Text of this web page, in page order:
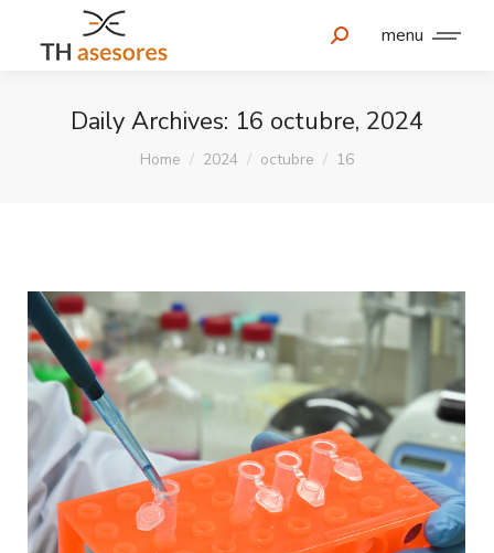
menu
Daily Archives: 16 octubre, 2024
You are here:
Home 2024 octubre 16